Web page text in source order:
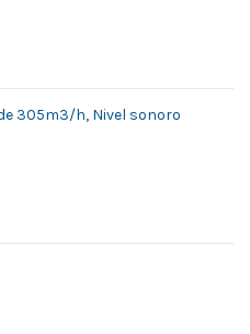
305m3/h, Nivel sonoro